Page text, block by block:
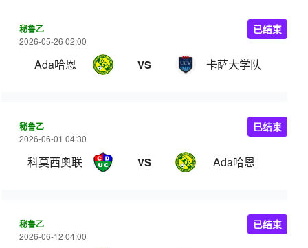
秘鲁乙
2026-05-26 02:00
Ada哈恩 VS 卡萨大学队
已结束
秘鲁乙
2026-06-01 04:30
科莫西奥联 VS Ada哈恩
已结束
秘鲁乙
2026-06-12 04:00
已结束